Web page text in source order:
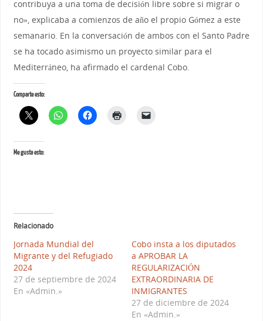
contribuya a una toma de decisión libre sobre si migrar o
no», explicaba a comienzos de año el propio Gómez a este
semanario. En la conversación de ambos con el Santo Padre
se ha tocado asimismo un proyecto similar para el
Mediterráneo, ha afirmado el cardenal Cobo.
Comparte esto:
Me gusta esto:
Relacionado
Jornada Mundial del
Migrante y del Refugiado
2024
27 de septiembre de 2024
En «Admin.»
Cobo insta a los diputados
a APROBAR LA
REGULARIZACIÓN
EXTRAORDINARIA DE
INMIGRANTES
27 de diciembre de 2024
En «Admin.»